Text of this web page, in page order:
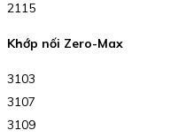
2115
Khớp nối Zero-Max
3103
3107
3109